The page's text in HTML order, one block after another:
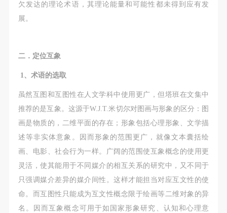
欠发达的理论术语，其理论能量和可能性都未得到应有发
展。
二．定位互象
1、术语的选取
虽然互图和互图性在人文学科中使用更广，但塔班在文集中
推荐的是互象。这源于W.J.T.米切尔对图画与形象的区分：图
画是物质的，二维平面的存在；形象包括心理形象、文学描
述等非实体意象。因而形象的范围更广，就像文本囊括绘
画、电影、社会行为一样。广阔的范围使互象概念的使用更
灵活，使其能用于不同媒介的相互关系的研究中，又不同于
只强调媒介差异的媒介间性。这样才能担当对应互文性的使
命。而互图性只能成为互文性概念限于绘画等二维对象的异
名。因而互象概念可用于如国家形象研究、认知和心理意